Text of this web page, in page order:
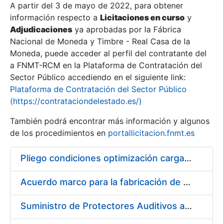
Mostrar/Ocultar
A partir del 3 de mayo de 2022, para obtener
información respecto a Licitaciones en curso y
Adjudicaciones ya aprobadas por la Fábrica
Nacional de Moneda y Timbre - Real Casa de la
Moneda, puede acceder al perfil del contratante del
a FNMT-RCM en la Plataforma de Contratación del
Sector Público accediendo en el siguiente link:
Plataforma de Contratación del Sector Público
(https://contrataciondelestado.es/)
También podrá encontrar más información y algunos
de los procedimientos en portallicitacion.fnmt.es
Pliego condiciones optimización cargas compras firmado
Acuerdo marco para la fabricación de piezas
Suministro de Protectores Auditivos a medida para las personas trabajadoras de los Centros de Trabajo de Madrid y Burgos